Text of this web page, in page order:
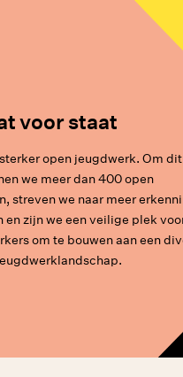
voor staat
open jeugdwerk. Om
we meer dan 400 open
streven we naar meer
zijn we een veilige plek
om te bouwen aan een